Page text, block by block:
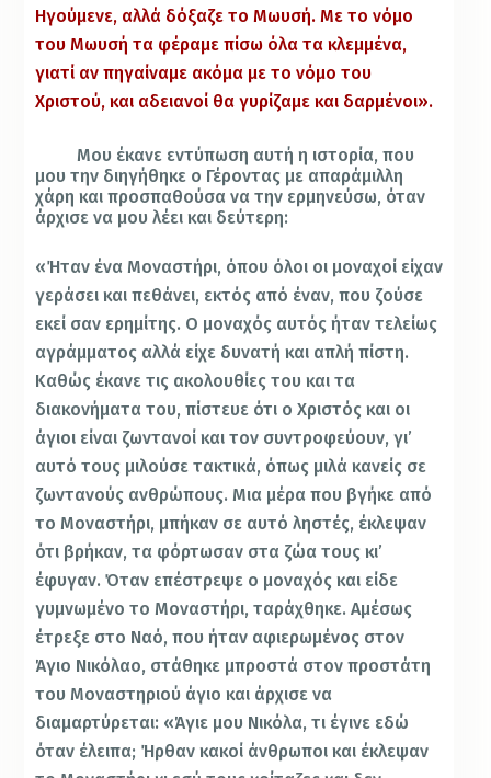
Ηγούμενε, αλλά δόξαζε το Μωυσή. Με το νόμο
του Μωυσή τα φέραμε πίσω όλα τα κλεμμένα,
γιατί αν πηγαίναμε ακόμα με το νόμο του
Χριστού, και αδειανοί θα γυρίζαμε και δαρμένοι».
Μου έκανε εντύπωση αυτή η ιστορία, που
μου την διηγήθηκε ο Γέροντας με απαράμιλλη
χάρη και προσπαθούσα να την ερμηνεύσω, όταν
άρχισε να μου λέει και δεύτερη:
«Ήταν ένα Μοναστήρι, όπου όλοι οι μοναχοί είχαν
γεράσει και πεθάνει, εκτός από έναν, που ζούσε
εκεί σαν ερημίτης. Ο μοναχός αυτός ήταν τελείως
αγράμματος αλλά είχε δυνατή και απλή πίστη.
Καθώς έκανε τις ακολουθίες του και τα
διακονήματα του, πίστευε ότι ο Χριστός και οι
άγιοι είναι ζωντανοί και τον συντροφεύουν, γι’
αυτό τους μιλούσε τακτικά, όπως μιλά κανείς σε
ζωντανούς ανθρώπους. Μια μέρα που βγήκε από
το Μοναστήρι, μπήκαν σε αυτό ληστές, έκλεψαν
ότι βρήκαν, τα φόρτωσαν στα ζώα τους κι’
έφυγαν. Όταν επέστρεψε ο μοναχός και είδε
γυμνωμένο το Μοναστήρι, ταράχθηκε. Αμέσως
έτρεξε στο Ναό, που ήταν αφιερωμένος στον
Άγιο Νικόλαο, στάθηκε μπροστά στον προστάτη
του Μοναστηριού άγιο και άρχισε να
διαμαρτύρεται: «Άγιε μου Νικόλα, τι έγινε εδώ
όταν έλειπα; Ήρθαν κακοί άνθρωποι και έκλεψαν